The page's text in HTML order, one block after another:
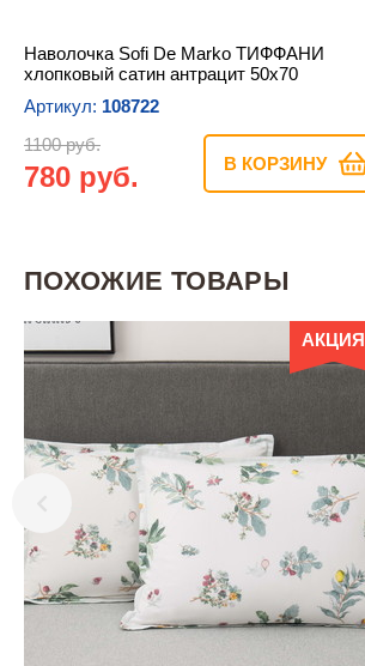
Наволочка Sofi De Marko ТИФФАНИ
хлопковый сатин антрацит 50х70
Артикул: 108722
1100 руб.
780 руб. В КОРЗИНУ
ПОХОЖИЕ ТОВАРЫ
АКЦИЯ